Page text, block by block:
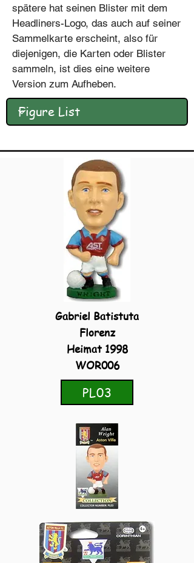
spätere hat seinen Blister mit dem
Headliners-Logo, das auch auf seiner
Sammelkarte erscheint, also für
diejenigen, die Karten oder Blister
sammeln, ist dies eine weitere
Version zum Aufheben.
Gabriel Batistuta
Florenz
Heimat 1998
WOR006
PL03